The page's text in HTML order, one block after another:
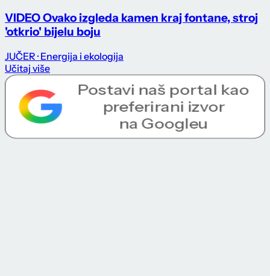
VIDEO Ovako izgleda kamen kraj fontane, stroj
'otkrio' bijelu boju
JUČER · Energija i ekologija
Učitaj više